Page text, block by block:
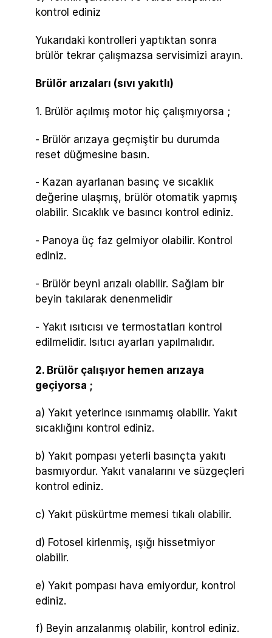
kontrol ediniz
Yukarıdaki kontrolleri yaptıktan sonra
brülör tekrar çalışmazsa servisimizi arayın.
Brülör arızaları (sıvı yakıtlı)
1. Brülör açılmış motor hiç çalışmıyorsa ;
- Brülör arızaya geçmiştir bu durumda
reset düğmesine basın.
- Kazan ayarlanan basınç ve sıcaklık
değerine ulaşmış, brülör otomatik yapmış
olabilir. Sıcaklık ve basıncı kontrol ediniz.
- Panoya üç faz gelmiyor olabilir. Kontrol
ediniz.
- Brülör beyni arızalı olabilir. Sağlam bir
beyin takılarak denenmelidir
- Yakıt ısıtıcısı ve termostatları kontrol
edilmelidir. Isıtıcı ayarları yapılmalıdır.
2. Brülör çalışıyor hemen arızaya
geçiyorsa ;
a) Yakıt yeterince ısınmamış olabilir. Yakıt
sıcaklığını kontrol ediniz.
b) Yakıt pompası yeterli basınçta yakıtı
basmıyordur. Yakıt vanalarını ve süzgeçleri
kontrol ediniz.
c) Yakıt püskürtme memesi tıkalı olabilir.
d) Fotosel kirlenmiş, ışığı hissetmiyor
olabilir.
e) Yakıt pompası hava emiyordur, kontrol
ediniz.
f) Beyin arızalanmış olabilir, kontrol ediniz.